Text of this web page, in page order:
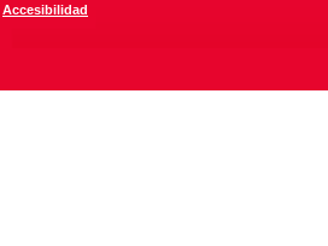
Accesibilidad